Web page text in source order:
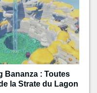
Bananza : Toutes
la Strate du Lagon